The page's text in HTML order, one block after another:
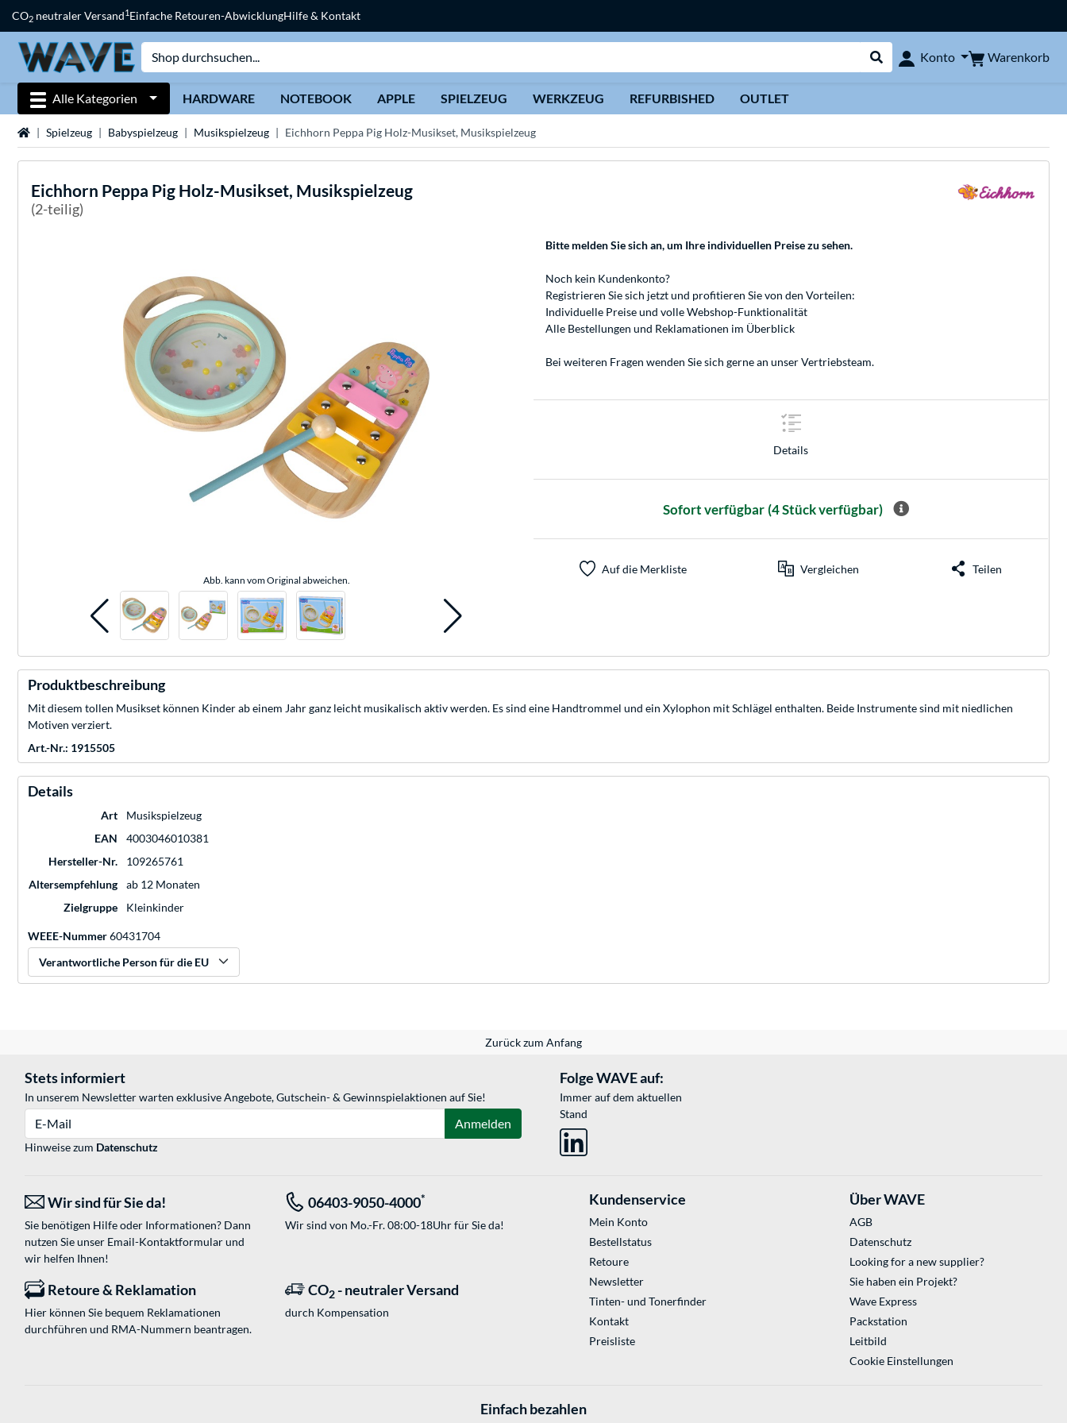
CO2 neutraler Versand1Einfache Retouren-AbwicklungHilfe & Kontakt
Suche durchführen
Konto Warenkorb
Alle Kategorien HARDWARE NOTEBOOK APPLE SPIELZEUG WERKZEUG REFURBISHED OUTLET
StartseiteSpielzeug Babyspielzeug Musikspielzeug Eichhorn Peppa Pig Holz-Musikset, Musikspielzeug
Eichhorn Peppa Pig Holz-Musikset, Musikspielzeug
(2-teilig)
Abb. kann vom Original abweichen.
Bitte melden Sie sich an, um Ihre individuellen Preise zu sehen.
Noch kein Kundenkonto?
Registrieren Sie sich jetzt und profitieren Sie von den Vorteilen:
Individuelle Preise und volle Webshop-Funktionalität
Alle Bestellungen und Reklamationen im Überblick
Bei weiteren Fragen wenden Sie sich gerne an unserVertriebsteam.
Details
Sofort verfügbar (4 Stück verfügbar)
Auf die Merkliste Vergleichen Teilen
Produktbeschreibung
Mit diesem tollen Musikset können Kinder ab einem Jahr ganz leicht musikalisch aktiv werden. Es sind eine Handtrommel und ein Xylophon mit Schlägel enthalten. Beide Instrumente sind mit niedlichen
Motiven verziert.
Art.-Nr.: 1915505
Details
Art
Musikspielzeug
EAN
4003046010381
Hersteller-Nr.
109265761
Altersempfehlung
ab 12 Monaten
Zielgruppe
Kleinkinder
WEEE-Nummer60431704
Verantwortliche Person für die EU
Zurück zum Anfang
Stets informiert
In unserem Newsletter warten exklusive Angebote, Gutschein- & Gewinnspielaktionen auf Sie!
Anmelden
Hinweise zum Datenschutz
Folge WAVE auf:
Immer auf dem aktuellen
Stand
Wir sind für Sie da!
Sie benötigen Hilfe oder Informationen? Dann
nutzen Sie unser Email-Kontaktformularund
wir helfen Ihnen!
06403-9050-4000*
Wir sind von Mo.-Fr. 08:00-18Uhr für Sie da!
Retoure & Reklamation
Hier können Sie bequem Reklamationen
durchführen und RMA-Nummern beantragen.
CO2 - neutraler Versand
durch Kompensation
Kundenservice
Mein Konto
Bestellstatus
Retoure
Newsletter
Tinten- und Tonerfinder
Kontakt
Preisliste
Über WAVE
AGB
Datenschutz
Looking for a new supplier?
Sie haben ein Projekt?
Wave Express
Packstation
Leitbild
Cookie Einstellungen
Einfach bezahlen